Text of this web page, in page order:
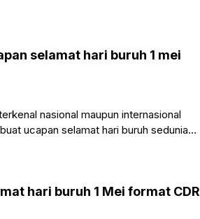
selamat hari buruh 1 mei
nasional maupun internasional
ucapan selamat hari buruh sedunia
hari buruh 1 Mei format CDR